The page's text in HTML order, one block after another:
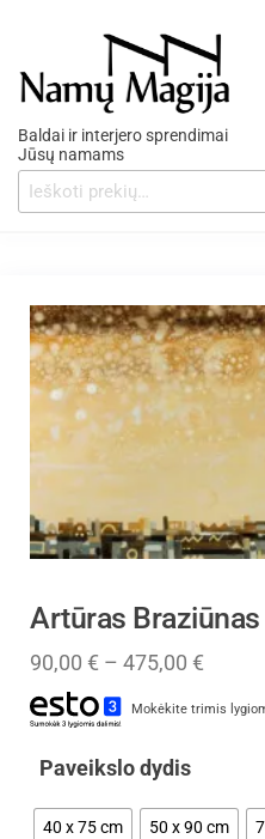
Baldai ir interjero sprendimai
Jūsų namams
Artūras Braziūnas
90,00 € – 475,00 €
Mokėkite trimis
Paveikslo dydis
40 x 75 cm 50 x 90 cm